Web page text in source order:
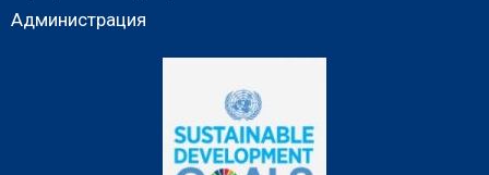
Администрация